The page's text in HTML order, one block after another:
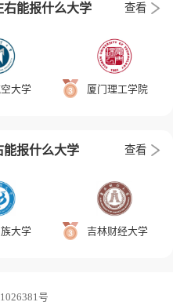
右能报什么大学 查看
大学 厦门理工学院
能报什么大学 查看
大学 吉林财经大学
号